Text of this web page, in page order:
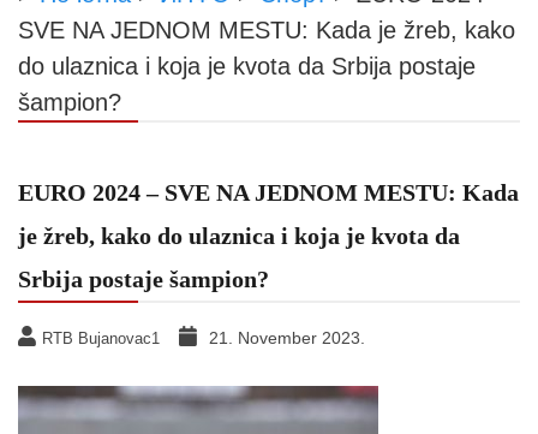
SVE NA JEDNOM MESTU: Kada je žreb, kako
do ulaznica i koja je kvota da Srbija postaje
šampion?
EURO 2024 – SVE NA JEDNOM MESTU: Kada
je žreb, kako do ulaznica i koja je kvota da
Srbija postaje šampion?
RTB Bujanovac1 21. November 2023.